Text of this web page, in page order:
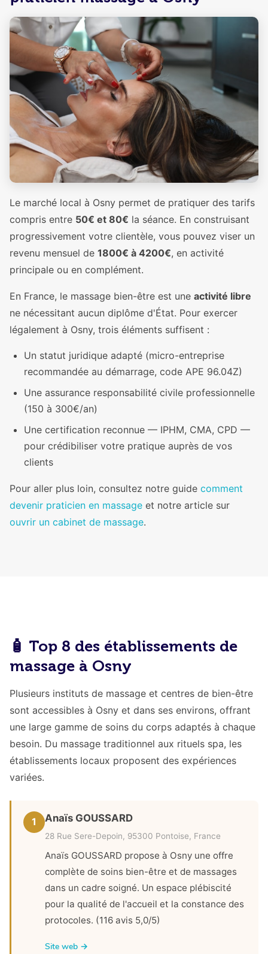
Le marché local à Osny permet de pratiquer des tarifs
compris entre 50€ et 80€ la séance. En construisant
progressivement votre clientèle, vous pouvez viser un
revenu mensuel de 1800€ à 4200€, en activité
principale ou en complément.
En France, le massage bien-être est une activité libre
ne nécessitant aucun diplôme d'État. Pour exercer
légalement à Osny, trois éléments suffisent :
Un statut juridique adapté (micro-entreprise
recommandée au démarrage, code APE 96.04Z)
Une assurance responsabilité civile professionnelle
(150 à 300€/an)
Une certification reconnue — IPHM, CMA, CPD —
pour crédibiliser votre pratique auprès de vos
clients
Pour aller plus loin, consultez notre guide comment
devenir praticien en massage et notre article sur
ouvrir un cabinet de massage.
🧴 Top 8 des établissements de
massage à Osny
Plusieurs instituts de massage et centres de bien-être
sont accessibles à Osny et dans ses environs, offrant
une large gamme de soins du corps adaptés à chaque
besoin. Du massage traditionnel aux rituels spa, les
établissements locaux proposent des expériences
variées.
1 Anaïs GOUSSARD
28 Rue Sere-Depoin, 95300 Pontoise, France
Anaïs GOUSSARD propose à Osny une offre
complète de soins bien-être et de massages
dans un cadre soigné. Un espace plébiscité
pour la qualité de l'accueil et la constance des
protocoles. (116 avis 5,0/5)
Site web →